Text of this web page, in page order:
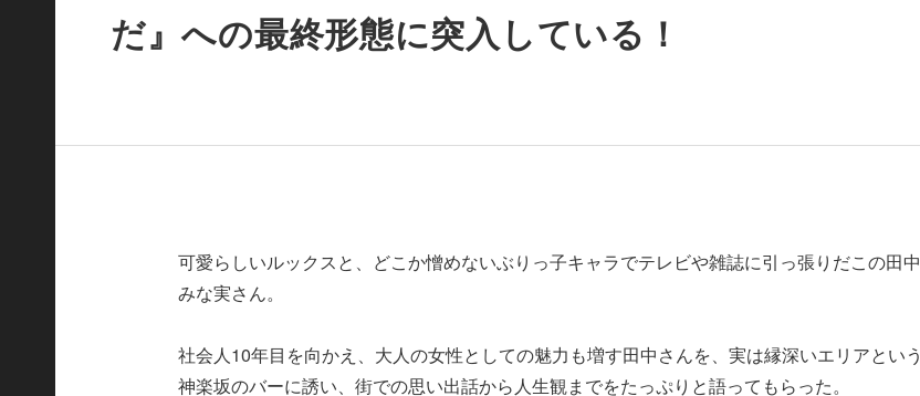
だ』への最終形態に突入している！
可愛らしいルックスと、どこか憎めないぶりっ子キャラでテレビや雑誌に引っ張りだこの田中
みな実さん。
社会人10年目を向かえ、大人の女性としての魅力も増す田中さんを、実は縁深いエリアという
神楽坂のバーに誘い、街での思い出話から人生観までをたっぷりと語ってもらった。